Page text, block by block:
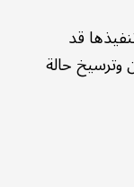
قد
وترسيخ حالة